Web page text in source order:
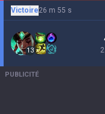
Victoire26 m 55 s
13
PUBLICITÉ